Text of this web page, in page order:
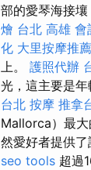
部的愛琴海接
燴 台北 高雄 會
化 大里按摩推薦
上。 護照代辦
光，這主要是
台北 按摩 推拿
Mallorca）最大
然愛好者提供了
seo tools 超過